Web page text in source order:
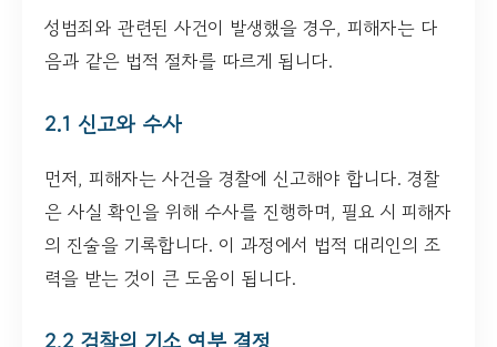
성범죄와 관련된 사건이 발생했을 경우, 피해자는 다
음과 같은 법적 절차를 따르게 됩니다.
2.1 신고와 수사
먼저, 피해자는 사건을 경찰에 신고해야 합니다. 경찰
은 사실 확인을 위해 수사를 진행하며, 필요 시 피해자
의 진술을 기록합니다. 이 과정에서 법적 대리인의 조
력을 받는 것이 큰 도움이 됩니다.